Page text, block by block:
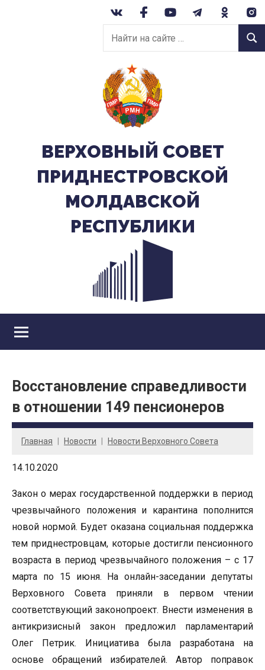
Найти
на
сайте:
ВЕРХОВНЫЙ CОВЕТ
ПРИДНЕСТРОВСКОЙ
МОЛДАВСКОЙ
РЕСПУБЛИКИ
Восстановление справедливости
в отношении 149 пенсионеров
Главная Новости Новости Верховного Совета
14.10.2020
Закон о мерах государственной поддержки в период
чрезвычайного положения и карантина пополнится
новой нормой. Будет оказана социальная поддержка
тем приднестровцам, которые достигли пенсионного
возраста в период чрезвычайного положения – с 17
марта по 15 июня. На онлайн-заседании депутаты
Верховного Совета приняли в первом чтении
соответствующий законопроект. Внести изменения в
антикризисный закон предложил парламентарий
Олег Петрик. Инициатива была разработана на
основе обращений избирателей. Автор поправок